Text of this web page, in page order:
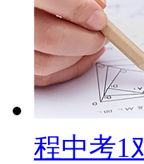
程中考1